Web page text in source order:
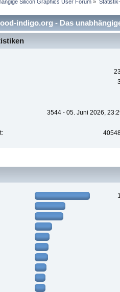
Silicon Graphics User Forum »
indigo.org - Das
3544 - 05. Juni 2026,